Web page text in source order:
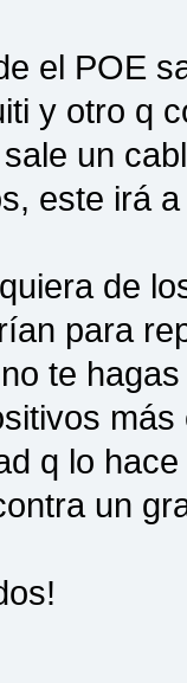
el POE
y otro q
un
este irá a
de
para
te
q lo
un